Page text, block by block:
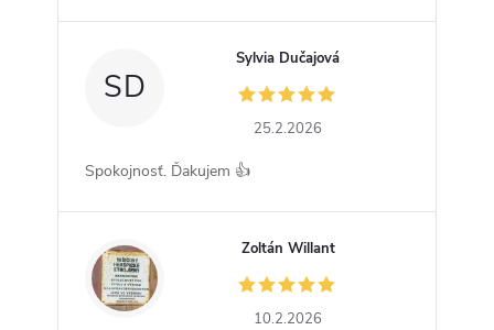
SD
Sylvia Dučajová
25.2.2026
Spokojnosť. Ďakujem 👍
ZW
Zoltán Willant
10.2.2026